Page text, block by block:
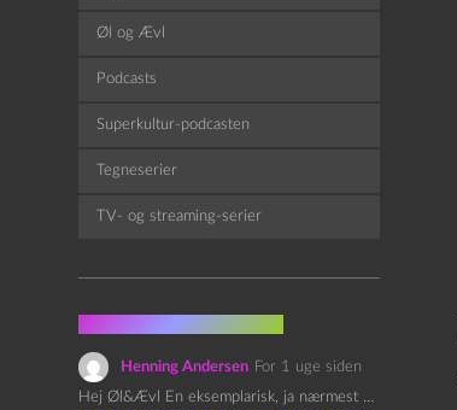
Øl og Ævl
Podcasts
Superkultur-podcasten
Tegneserier
TV- og streaming-serier
Henning Andersen For 1 uge siden
Hej Øl&Ævl En eksemplarisk, ja nærmest yndefuld, afslutning på SOMMERSKOLEN.…